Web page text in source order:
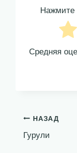
Нажмите
Средняя
по
НАЗАД
Гурули